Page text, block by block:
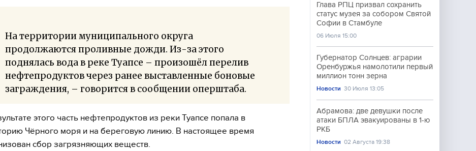
На территории муниципального округа
продолжаются проливные дожди. Из-за этого
поднялась вода в реке Туапсе – произошёл перелив
нефтепродуктов через ранее выставленные боновые
заграждения, – говорится в сообщении оперштаба.
этого часть нефтепродуктов из реки Туапсе попала в
Чёрного моря и на береговую линию. В настоящее время
сбор загрязняющих веществ.
Глава РПЦ призвал сохранить
статус музея за собором Святой
Софии в Стамбуле
06 Июля 15:00
Губернатор Солнцев: аграрии
Оренбуржья намолотили первый
миллион тонн зерна
Новости 30 Июля 13:05
Абрамова: две девушки после
атаки БПЛА эвакуированы в 1-ю
РКБ
Новости 02 Августа 19:38